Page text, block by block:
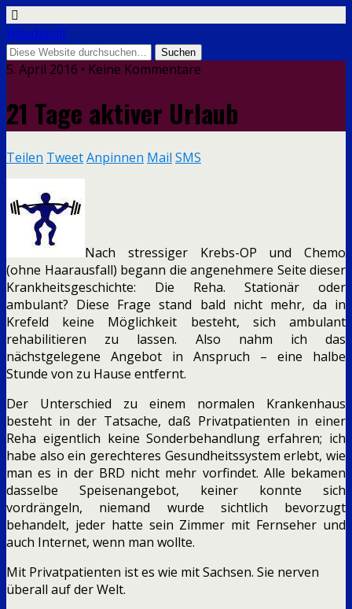
Weberknecht
5. April 2016 • Keine Kommentare
21 Tage aktiver Urlaub
Teilen TweetAnpinnen Mail SMS
Nach stressiger Krebs-OP und Chemo
(ohne Haarausfall) begann die angenehmere Seite dieser
Krankheitsgeschichte: Die Reha. Stationär oder
ambulant? Diese Frage stand bald nicht mehr, da in
Krefeld keine Möglichkeit besteht, sich ambulant
rehabilitieren zu lassen. Also nahm ich das
nächstgelegene Angebot in Anspruch – eine halbe
Stunde von zu Hause entfernt.
Der Unterschied zu einem normalen Krankenhaus
besteht in der Tatsache, daß Privatpatienten in einer
Reha eigentlich keine Sonderbehandlung erfahren; ich
habe also ein gerechteres Gesundheitssystem erlebt, wie
man es in der BRD nicht mehr vorfindet. Alle bekamen
dasselbe Speisenangebot, keiner konnte sich
vordrängeln, niemand wurde sichtlich bevorzugt
behandelt, jeder hatte sein Zimmer mit Fernseher und
auch Internet, wenn man wollte.
Mit Privatpatienten ist es wie mit Sachsen. Sie nerven
überall auf der Welt.